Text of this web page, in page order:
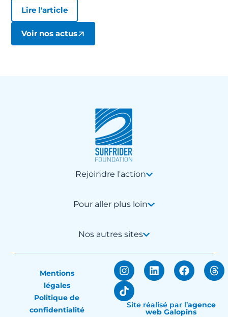
Lire l'article
Voir nos actus
Rejoindre l'action
Pour aller plus loin
Nos autres sites
Mentions
légales
Politique de
confidentialité
Site réalisé par l’agence
web Galopins